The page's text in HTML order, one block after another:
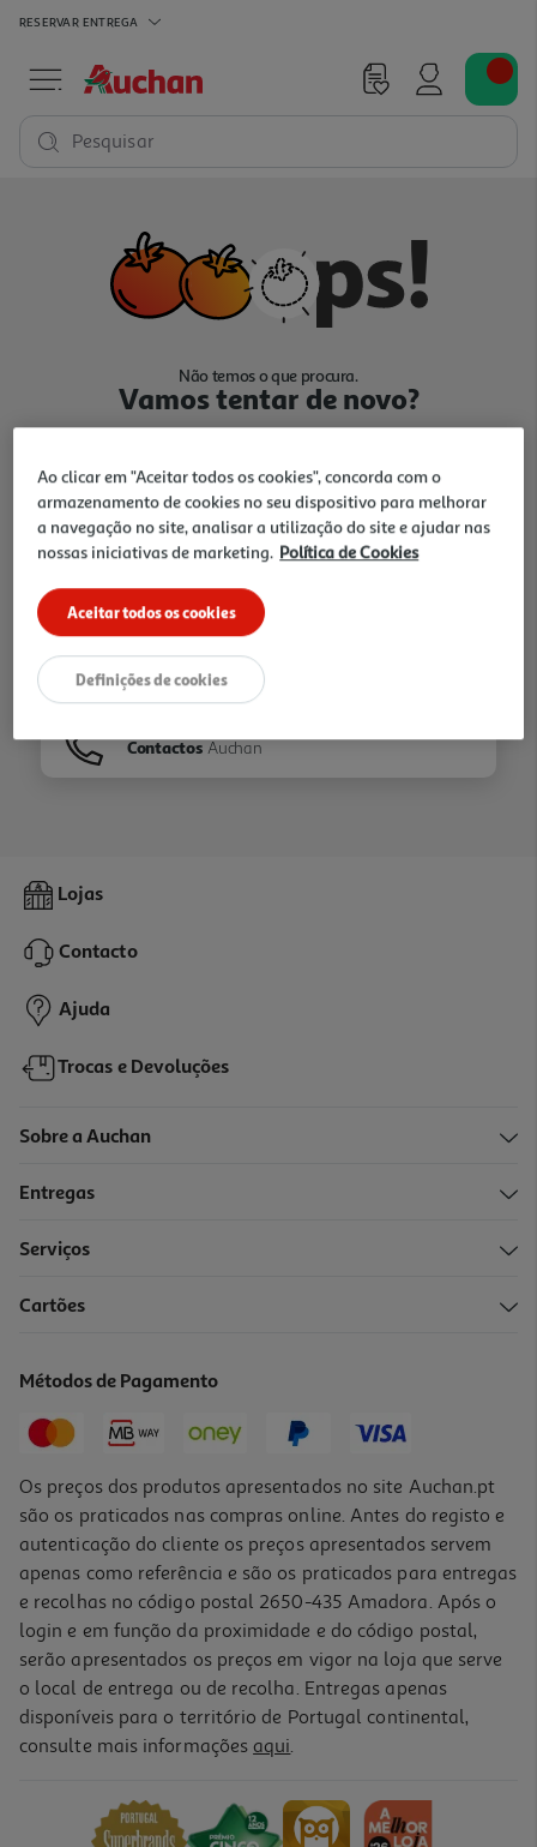
RESERVAR ENTREGA
Pesquisar
Não temos o que procura.
Vamos tentar de novo?
Ir para Homepage
Folhetos
Contactos Auchan
Lojas
Contacto
Ajuda
Trocas e Devoluções
Sobre a Auchan
Entregas
Serviços
Cartões
Métodos de Pagamento
Os preços dos produtos apresentados no site Auchan.pt
são os praticados nas compras online. Antes do registo e
autenticação do cliente os preços apresentados servem
apenas como referência e são os praticados para entregas
e recolhas no código postal 2650-435 Amadora. Após o
login e em função da proximidade e do código postal,
serão apresentados os preços em vigor na loja que serve
o local de entrega ou de recolha. Entregas apenas
disponíveis para o território de Portugal continental,
consulte mais informações aqui.
Ao clicar em "Aceitar todos os cookies", concorda com o
armazenamento de cookies no seu dispositivo para melhorar
a navegação no site, analisar a utilização do site e ajudar nas
nossas iniciativas de marketing. Política de Cookies
Aceitar todos os cookies
Definições de cookies